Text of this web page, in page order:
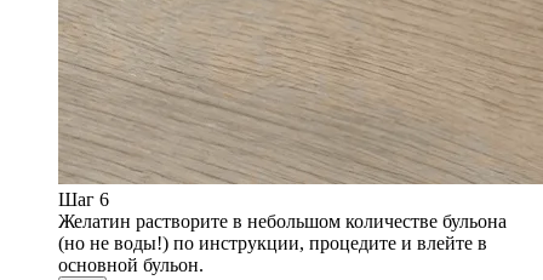
Шаг 6
Желатин растворите в небольшом количестве бульона
(но не воды!) по инструкции, процедите и влейте в
основной бульон.